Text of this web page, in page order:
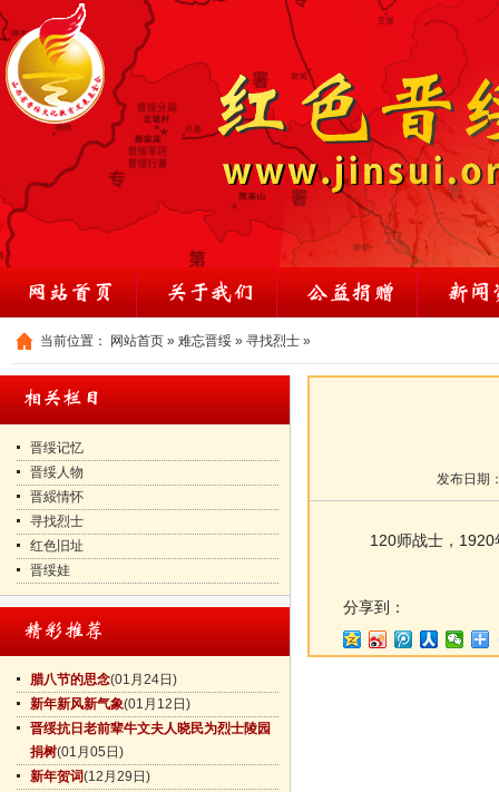
当前位置： 网站首页 » 难忘晋绥 » 寻找烈士 »
晋绥记忆
晋绥人物
晋綏情怀
寻找烈士
红色旧址
晋绥娃
腊八节的思念(01月24日)
新年新风新气象(01月12日)
晋绥抗日老前辈牛文夫人晓民为烈士陵园
捐树(01月05日)
新年贺词(12月29日)
发布日期
120师战士，1920
分享到：